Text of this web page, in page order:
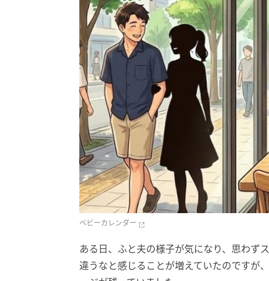
ベビーカレンダー
ある日、ふと夫の様子が気になり、思わず
違うなと感じることが増えていたのですが